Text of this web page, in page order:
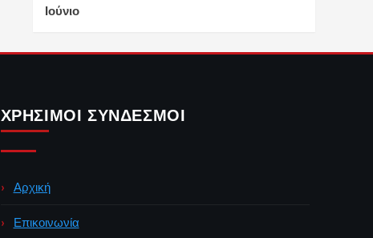
Ιούνιο
ΧΡΉΣΙΜΟΙ ΣΎΝΔΕΣΜΟΙ
Αρχική
Επικοινωνία